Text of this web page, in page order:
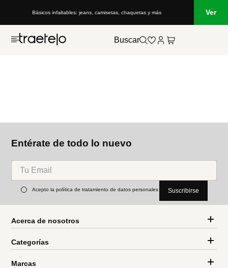
Básicos infaltables: jeans, camisetas, chaquetas y más Ver
Buscar
Entérate de todo lo nuevo
Acepto la política de tratamiento de datos personales Suscribirse
Acerca de nosotros
Categorías
Marcas